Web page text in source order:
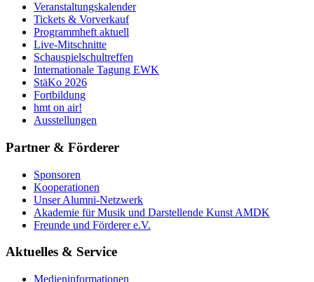
Veranstaltungskalender
Tickets & Vorverkauf
Programmheft aktuell
Live-Mitschnitte
Schauspielschultreffen
Internationale Tagung EWK
StäKo 2026
Fortbildung
hmt on air!
Ausstellungen
Partner & Förderer
Sponsoren
Kooperationen
Unser Alumni-Netzwerk
Akademie für Musik und Darstellende Kunst AMDK
Freunde und Förderer e.V.
Aktuelles & Service
Medieninformationen